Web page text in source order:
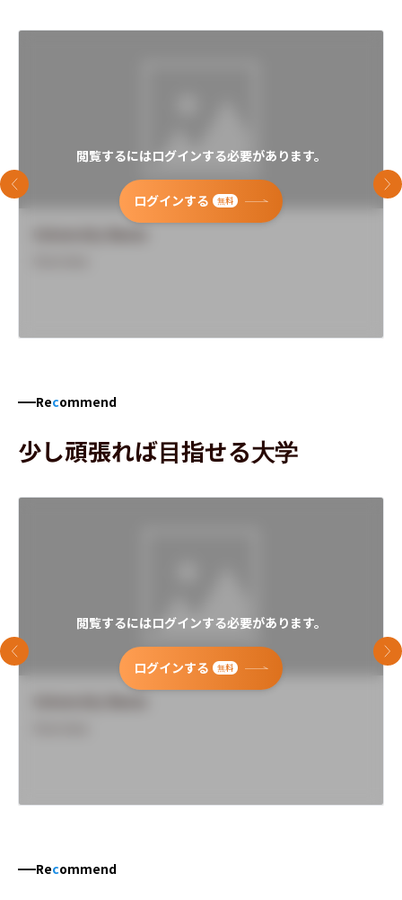
閲覧するにはログインする必要があります。
ログインする 無料
前のスライド 次
Recommend
少し頑張れば目指せる大学
閲覧するにはログインする必要があります。
ログインする 無料
前のスライド 次
Recommend